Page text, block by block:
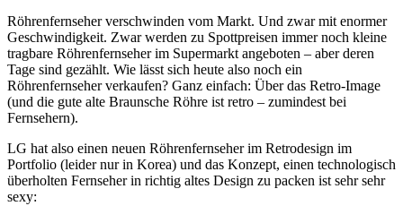
Röhrenfernseher verschwinden vom Markt. Und zwar mit enormer
Geschwindigkeit. Zwar werden zu Spottpreisen immer noch kleine
tragbare Röhrenfernseher im Supermarkt angeboten – aber deren
Tage sind gezählt. Wie lässt sich heute also noch ein
Röhrenfernseher verkaufen? Ganz einfach: Über das Retro-Image
(und die gute alte Braunsche Röhre ist retro – zumindest bei
Fernsehern).
LG hat also einen neuen Röhrenfernseher im Retrodesign im
Portfolio (leider nur in Korea) und das Konzept, einen technologisch
überholten Fernseher in richtig altes Design zu packen ist sehr sehr
sexy: